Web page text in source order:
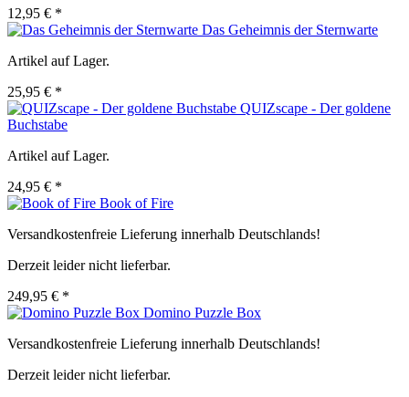
12,95 € *
Das Geheimnis der Sternwarte
Artikel auf Lager.
25,95 € *
QUIZscape - Der goldene
Buchstabe
Artikel auf Lager.
24,95 € *
Book of Fire
Versandkostenfreie Lieferung innerhalb Deutschlands!
Derzeit leider nicht lieferbar.
249,95 € *
Domino Puzzle Box
Versandkostenfreie Lieferung innerhalb Deutschlands!
Derzeit leider nicht lieferbar.